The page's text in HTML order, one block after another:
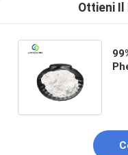
Ottieni Il